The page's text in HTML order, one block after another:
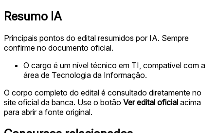
Resumo IA
Principais pontos do edital resumidos por IA. Sempre
confirme no documento oficial.
O cargo é um nível técnico em TI, compatível com a
área de Tecnologia da Informação.
O corpo completo do edital é consultado diretamente no
site oficial da banca. Use o botão Ver edital oficial acima
para abrir a fonte original.